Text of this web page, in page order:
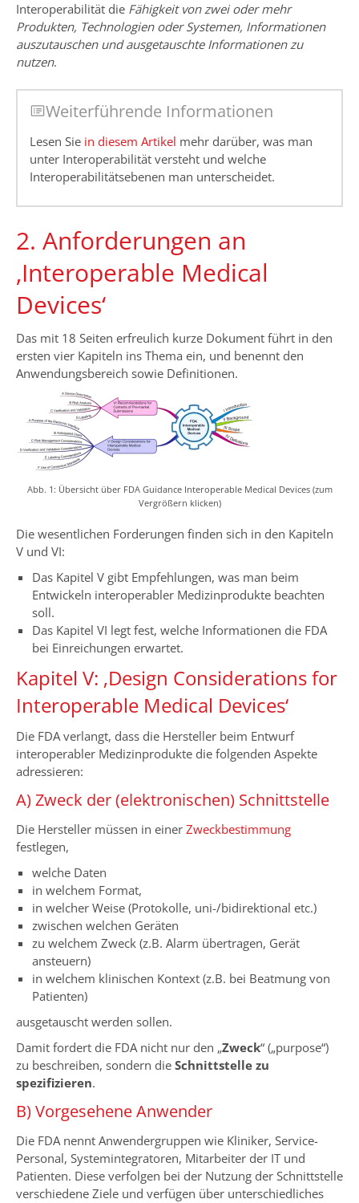
Interoperabilität die Fähigkeit von zwei oder mehr
Produkten, Technologien oder Systemen, Informationen
auszutauschen und ausgetauschte Informationen zu
nutzen.
Weiterführende Informationen
Lesen Sie in diesem Artikel mehr darüber, was man
unter Interoperabilität versteht und welche
Interoperabilitätsebenen man unterscheidet.
2. Anforderungen an
‚Interoperable Medical
Devices‘
Das mit 18 Seiten erfreulich kurze Dokument führt in den
ersten vier Kapiteln ins Thema ein, und benennt den
Anwendungsbereich sowie Definitionen.
Abb. 1: Übersicht über FDA Guidance Interoperable Medical Devices (zum
Vergrößern klicken)
Die wesentlichen Forderungen finden sich in den Kapiteln
V und VI:
Das Kapitel V gibt Empfehlungen, was man beim
Entwickeln interoperabler Medizinprodukte beachten
soll.
Das Kapitel VI legt fest, welche Informationen die FDA
bei Einreichungen erwartet.
Kapitel V: ‚Design Considerations for
Interoperable Medical Devices‘
Die FDA verlangt, dass die Hersteller beim Entwurf
interoperabler Medizinprodukte die folgenden Aspekte
adressieren:
A) Zweck der (elektronischen) Schnittstelle
Die Hersteller müssen in einer Zweckbestimmung
festlegen,
welche Daten
in welchem Format,
in welcher Weise (Protokolle, uni-/bidirektional etc.)
zwischen welchen Geräten
zu welchem Zweck (z.B. Alarm übertragen, Gerät
ansteuern)
in welchem klinischen Kontext (z.B. bei Beatmung von
Patienten)
ausgetauscht werden sollen.
Damit fordert die FDA nicht nur den „Zweck“ („purpose“)
zu beschreiben, sondern die Schnittstelle zu
spezifizieren.
B) Vorgesehene Anwender
Die FDA nennt Anwendergruppen wie Kliniker, Service-
Personal, Systemintegratoren, Mitarbeiter der IT und
Patienten. Diese verfolgen bei der Nutzung der Schnittstelle
verschiedene Ziele und verfügen über unterschiedliches